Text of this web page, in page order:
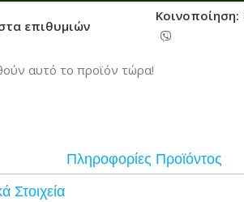
επιθυμιών
Κοινοποίηση:
αυτό το προϊόν τώρα!
Πληροφορίες Προϊόντος
Στοιχεία